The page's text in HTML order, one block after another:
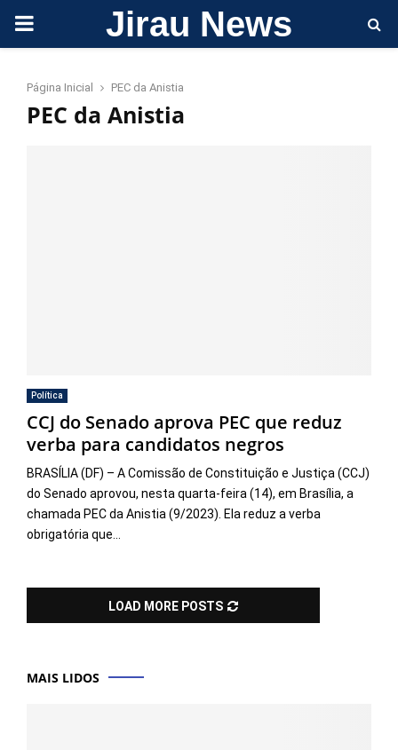
PRIMARY Jirau News
Página Inicial PEC da Anistia
PEC da Anistia
Política
CCJ do Senado aprova PEC que reduz
verba para candidatos negros
BRASÍLIA (DF) – A Comissão de Constituição e Justiça (CCJ)
do Senado aprovou, nesta quarta-feira (14), em Brasília, a
chamada PEC da Anistia (9/2023). Ela reduz a verba
obrigatória que...
LOAD MORE POSTS
MAIS LIDOS